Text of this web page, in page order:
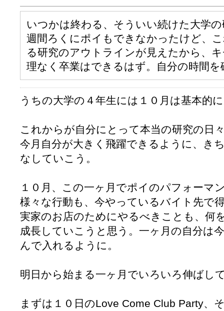
いつかは終わる、そういい続けた大学
週間ろくにポイもできなかったけど、
る研究のアウトラインが見えたから、
理なく卒業はできるはず。自分の時間
うちの大学の４年生には１０月は基本的
これからが自分にとって本当の研究の日
今月自分が大きく飛躍できるように、き
なしていこう。
１０月、この一ヶ月でポイのパフォーマ
様々な行動も、今やっているバイト先で
実家のお店のためにやるべきことも、何
成長していこうと思う。一ヶ月の自分は
んで入れるように。
明日から始まる一ヶ月でいろいろ伸ばし
まずは１０日のLove Come Club Party、